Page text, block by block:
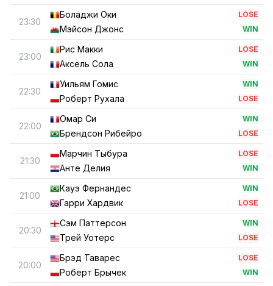
23:30
Боладжи Оки LOSE
Мэйсон Джонс WIN
23:00
Рис Макки LOSE
Аксель Сола WIN
22:30
Уильям Гомис WIN
Роберт Рухала LOSE
22:00
Омар Си WIN
Брендсон Рибейро LOSE
21:30
Марчин Тыбура LOSE
Анте Делия WIN
21:00
Кауэ Фернандес WIN
Гарри Хардвик LOSE
20:30
Сэм Паттерсон WIN
Трей Уотерс LOSE
20:00
Брэд Таварес LOSE
Роберт Брычек WIN